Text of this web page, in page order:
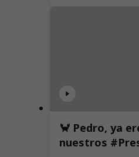
🦀 Pedro, ya
nuestros